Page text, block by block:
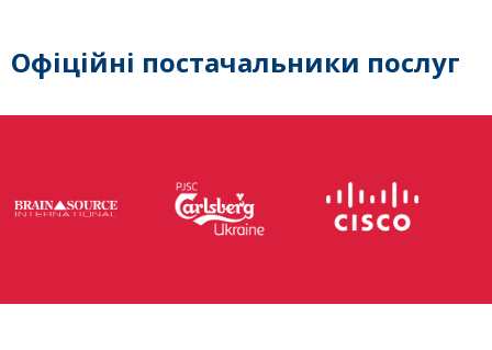
Офіційні постачальники послуг